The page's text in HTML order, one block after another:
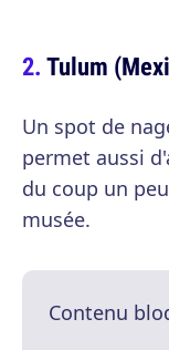
Tulum
Un spot de
permet aussi
du coup un
musée.
Contenu